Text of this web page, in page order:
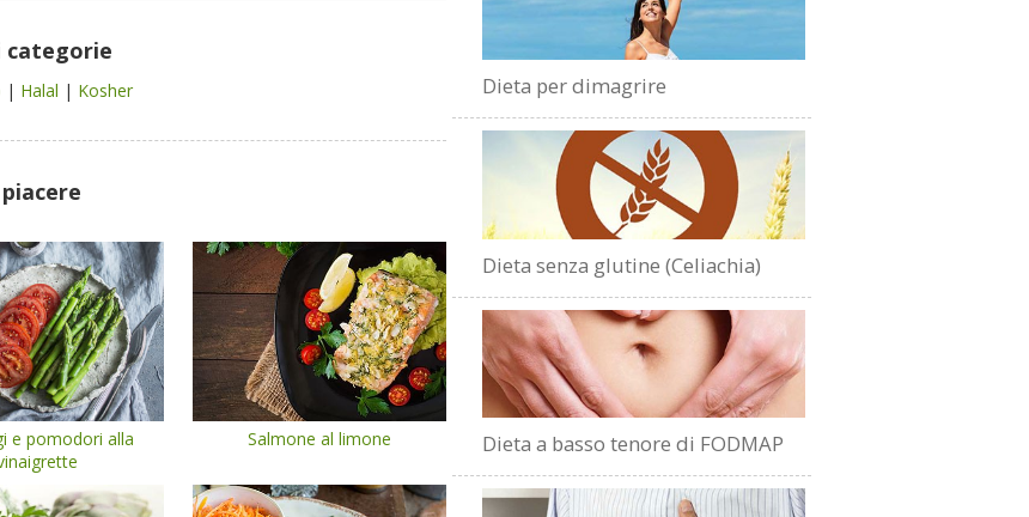
categorie
| Halal | Kosher
e pomodori alla
Salmone al limone
Dieta per dimagrire
Dieta senza glutine (Celiachia)
Dieta a basso tenore di FODMAP